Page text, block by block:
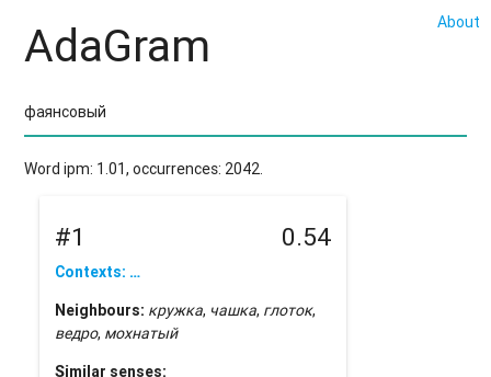
About
AdaGram
Word ipm: 1.01, occurrences: 2042.
#1 0.54
Contexts: …
Neighbours: кружка, чашка, глоток,
ведро, мохнатый
Similar senses: